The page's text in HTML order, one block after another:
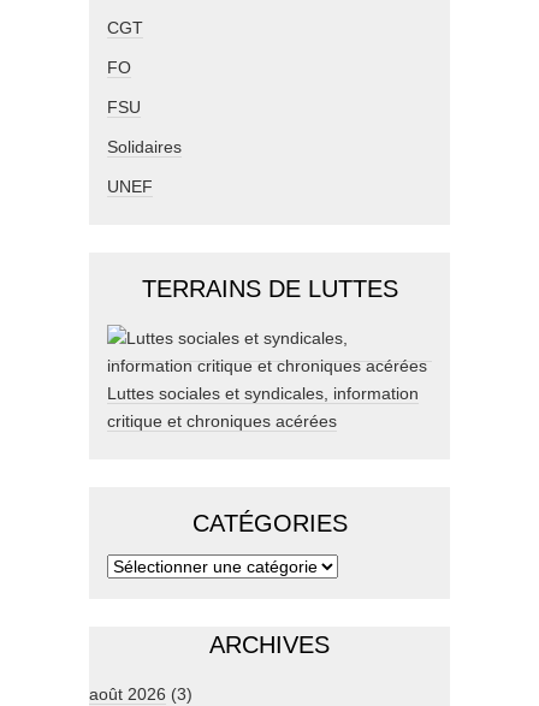
CGT
FO
FSU
Solidaires
UNEF
TERRAINS DE LUTTES
Luttes sociales et syndicales, information
critique et chroniques acérées
CATÉGORIES
ARCHIVES
août 2026 (3)